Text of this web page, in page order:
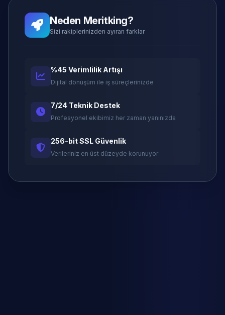
Neden Meritking?
Sizi rakiplerinizden ayıran farklar
%45 Verimlilik Artışı
Dijital dönüşüm ile iş süreçlerinizde
7/24 Teknik Destek
Profesyonel ekibimiz her zaman yanınızda
256-bit SSL Güvenlik
Verileriniz en üst düzeyde korunuyor